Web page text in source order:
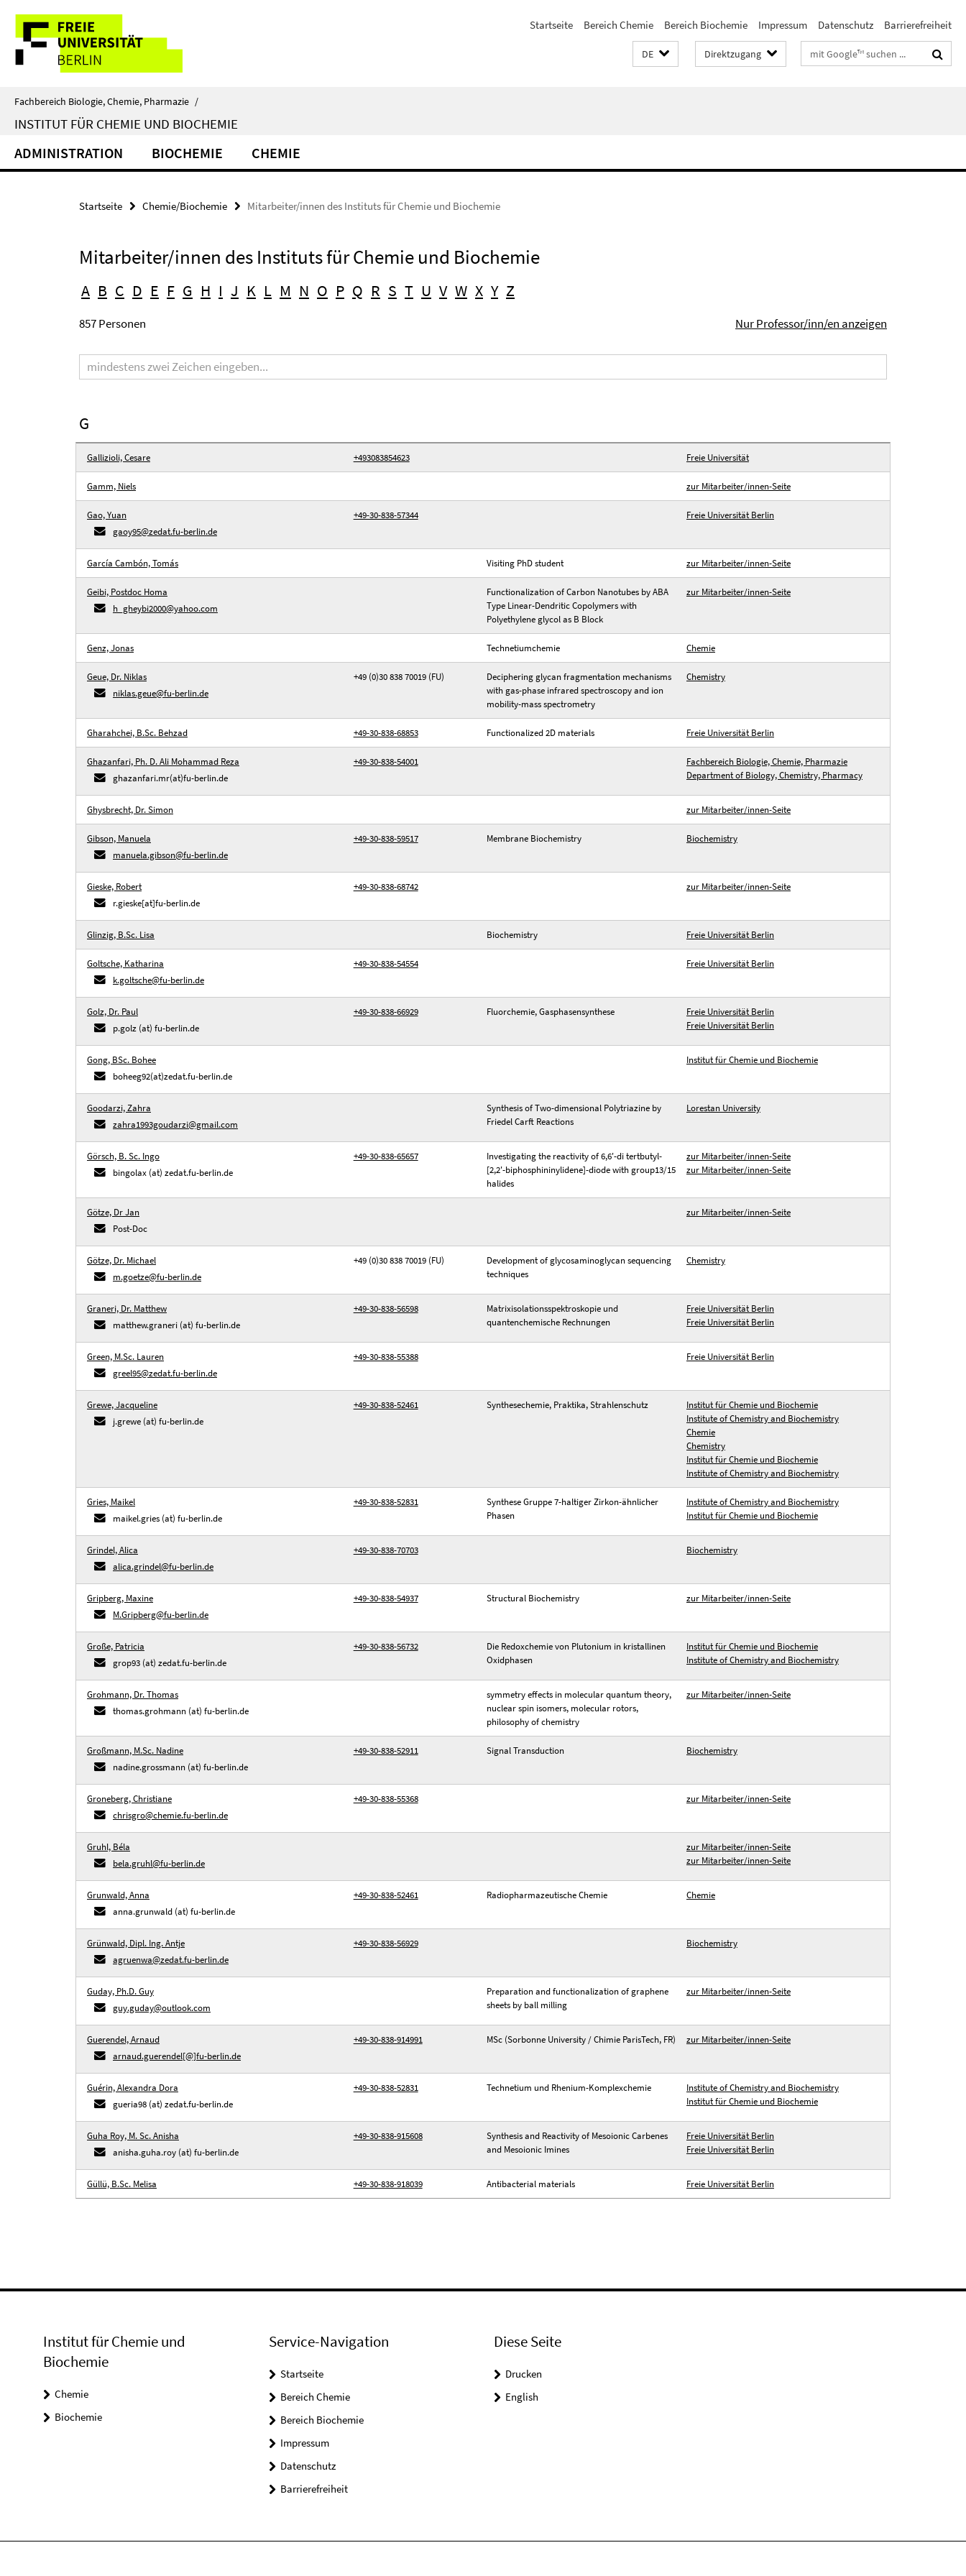
direkt
Inhalt
Service-
Navigation
Startseite Bereich Chemie Bereich Biochemie Impressum Datenschutz Barrierefreiheit
DE Direktzugang Suchbegriffe
Fachbereich Biologie, Chemie, Pharmazie /
INSTITUT FÜR CHEMIE UND BIOCHEMIE
ADMINISTRATION BIOCHEMIE CHEMIE
Startseite Chemie/Biochemie Mitarbeiter/innen des Instituts für Chemie und Biochemie
Mitarbeiter/innen des Instituts für Chemie und Biochemie
A B C D E F G H I J K L M N O P Q R S T U V W X Y Z
Nur Professor/inn/en anzeigen
857 Personen
G
Gallizioli, Cesare +493083854623 Freie Universität
Gamm, Niels zur Mitarbeiter/innen-Seite
Gao, Yuan
gaoy95@zedat.fu-berlin.de
+49-30-838-57344 Freie Universität Berlin
García Cambón, Tomás Visiting PhD student zur Mitarbeiter/innen-Seite
Geibi, Postdoc Homa
h_gheybi2000@yahoo.com
Functionalization of Carbon Nanotubes by ABA
Type Linear-Dendritic Copolymers with
Polyethylene glycol as B Block
zur Mitarbeiter/innen-Seite
Genz, Jonas Technetiumchemie Chemie
Geue, Dr. Niklas
niklas.geue@fu-berlin.de
+49 (0)30 838 70019 (FU)
Deciphering glycan fragmentation mechanisms
with gas-phase infrared spectroscopy and ion
mobility-mass spectrometry
Chemistry
Gharahchei, B.Sc. Behzad +49-30-838-68853 Functionalized 2D materials Freie Universität Berlin
Ghazanfari, Ph. D. Ali Mohammad Reza
ghazanfari.mr(at)fu-berlin.de
+49-30-838-54001
Fachbereich Biologie, Chemie, Pharmazie
Department of Biology, Chemistry, Pharmacy
Ghysbrecht, Dr. Simon zur Mitarbeiter/innen-Seite
Gibson, Manuela
manuela.gibson@fu-berlin.de
+49-30-838-59517 Membrane Biochemistry Biochemistry
Gieske, Robert
r.gieske[at]fu-berlin.de
+49-30-838-68742 zur Mitarbeiter/innen-Seite
Glinzig, B.Sc. Lisa Biochemistry Freie Universität Berlin
Goltsche, Katharina
k.goltsche@fu-berlin.de
+49-30-838-54554 Freie Universität Berlin
Golz, Dr. Paul
p.golz (at) fu-berlin.de
+49-30-838-66929 Fluorchemie, Gasphasensynthese
Freie Universität Berlin
Freie Universität Berlin
Gong, BSc. Bohee
boheeg92(at)zedat.fu-berlin.de
Institut für Chemie und Biochemie
Goodarzi, Zahra
zahra1993goudarzi@gmail.com
Synthesis of Two-dimensional Polytriazine by
Friedel Carft Reactions
Lorestan University
Görsch, B. Sc. Ingo
bingolax (at) zedat.fu-berlin.de
+49-30-838-65657
Investigating the reactivity of 6,6'-di tertbutyl-
[2,2'-biphosphininylidene]-diode with group13/15
halides
zur Mitarbeiter/innen-Seite
zur Mitarbeiter/innen-Seite
Götze, Dr Jan
Post-Doc
zur Mitarbeiter/innen-Seite
Götze, Dr. Michael
m.goetze@fu-berlin.de
+49 (0)30 838 70019 (FU)
Development of glycosaminoglycan sequencing
techniques
Chemistry
Graneri, Dr. Matthew
matthew.graneri (at) fu-berlin.de
+49-30-838-56598
Matrixisolationsspektroskopie und
quantenchemische Rechnungen
Freie Universität Berlin
Freie Universität Berlin
Green, M.Sc. Lauren
greel95@zedat.fu-berlin.de
+49-30-838-55388 Freie Universität Berlin
Grewe, Jacqueline
j.grewe (at) fu-berlin.de
+49-30-838-52461 Synthesechemie, Praktika, Strahlenschutz
Institut für Chemie und Biochemie
Institute of Chemistry and Biochemistry
Chemie
Chemistry
Institut für Chemie und Biochemie
Institute of Chemistry and Biochemistry
Gries, Maikel
maikel.gries (at) fu-berlin.de
+49-30-838-52831
Synthese Gruppe 7-haltiger Zirkon-ähnlicher
Phasen
Institute of Chemistry and Biochemistry
Institut für Chemie und Biochemie
Grindel, Alica
alica.grindel@fu-berlin.de
+49-30-838-70703 Biochemistry
Gripberg, Maxine
M.Gripberg@fu-berlin.de
+49-30-838-54937 Structural Biochemistry zur Mitarbeiter/innen-Seite
Große, Patricia
grop93 (at) zedat.fu-berlin.de
+49-30-838-56732
Die Redoxchemie von Plutonium in kristallinen
Oxidphasen
Institut für Chemie und Biochemie
Institute of Chemistry and Biochemistry
Grohmann, Dr. Thomas
thomas.grohmann (at) fu-berlin.de
symmetry effects in molecular quantum theory,
nuclear spin isomers, molecular rotors,
philosophy of chemistry
zur Mitarbeiter/innen-Seite
Großmann, M.Sc. Nadine
nadine.grossmann (at) fu-berlin.de
+49-30-838-52911 Signal Transduction Biochemistry
Groneberg, Christiane
chrisgro@chemie.fu-berlin.de
+49-30-838-55368 zur Mitarbeiter/innen-Seite
Gruhl, Béla
bela.gruhl@fu-berlin.de
zur Mitarbeiter/innen-Seite
zur Mitarbeiter/innen-Seite
Grunwald, Anna
anna.grunwald (at) fu-berlin.de
+49-30-838-52461 Radiopharmazeutische Chemie Chemie
Grünwald, Dipl. Ing. Antje
agruenwa@zedat.fu-berlin.de
+49-30-838-56929 Biochemistry
Guday, Ph.D. Guy
guy.guday@outlook.com
Preparation and functionalization of graphene
sheets by ball milling
zur Mitarbeiter/innen-Seite
Guerendel, Arnaud
arnaud.guerendel[@]fu-berlin.de
+49-30-838-914991 MSc (Sorbonne University / Chimie ParisTech, FR) zur Mitarbeiter/innen-Seite
Guérin, Alexandra Dora
gueria98 (at) zedat.fu-berlin.de
+49-30-838-52831 Technetium und Rhenium-Komplexchemie
Institute of Chemistry and Biochemistry
Institut für Chemie und Biochemie
Guha Roy, M. Sc. Anisha
anisha.guha.roy (at) fu-berlin.de
+49-30-838-915608
Synthesis and Reactivity of Mesoionic Carbenes
and Mesoionic Imines
Freie Universität Berlin
Freie Universität Berlin
Güllü, B.Sc. Melisa +49-30-838-918039 Antibacterial materials Freie Universität Berlin
Institut für Chemie und
Biochemie
Chemie
Biochemie
Service-Navigation
Startseite
Bereich Chemie
Bereich Biochemie
Impressum
Datenschutz
Barrierefreiheit
Diese Seite
Drucken
English